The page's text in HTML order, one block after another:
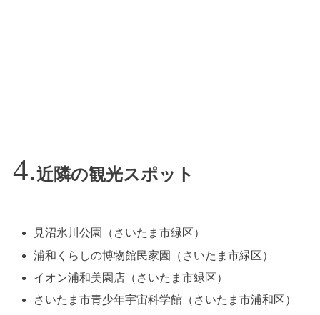
近隣の観光スポット
見沼氷川公園（さいたま市緑区）
浦和くらしの博物館民家園（さいたま市緑区）
イオン浦和美園店（さいたま市緑区）
さいたま市青少年宇宙科学館（さいたま市浦和区）